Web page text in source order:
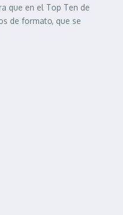
que en el Top Ten de
de formato, que se